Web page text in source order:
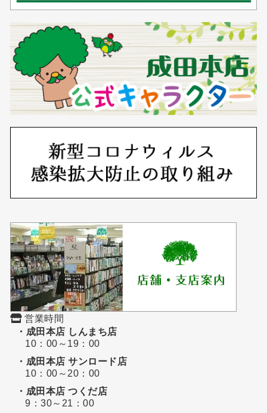
営業時間
・成田本店 しんまち店
10：00～19：00
・成田本店 サンロード店
10：00～20：00
・成田本店 つくだ店
9：30～21：00